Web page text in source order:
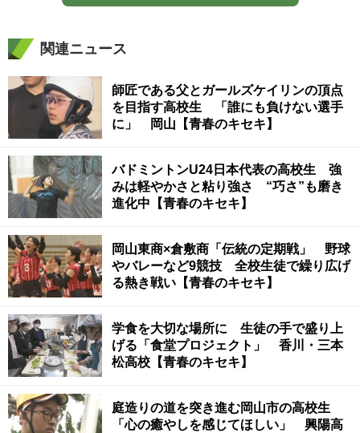
関連ニュース
師匠である父とガールズケイリンの頂点
を目指す高校生 「誰にも負けない選手
に」 岡山【青春のキセキ】
バドミントンU24日本代表の高校生 強
みは軽やかさと粘り強さ “巧さ”も磨き
進化中【青春のキセキ】
岡山東商×倉敷商「伝統の定期戦」 野球
やバレーなど9競技 全校生徒で繰り広げ
る熱き戦い【青春のキセキ】
学食を大切な場所に 生徒の手で盛り上
げる「食堂プロジェクト」 香川・三本
松高校【青春のキセキ】
庭造りの道を突き進む岡山市の高校生
「心の癒やしを感じてほしい」 興陽高